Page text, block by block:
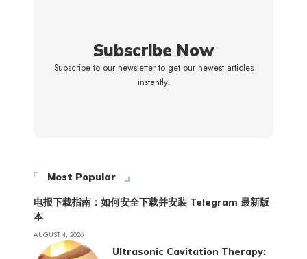
Subscribe Now
Subscribe to our newsletter to get our newest articles
instantly!
Most Popular
电报下载指南：如何安全下载并安装 Telegram 最新版
本
AUGUST 4, 2026
Ultrasonic Cavitation Therapy: